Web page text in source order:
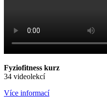
Fyziofitness kurz
34 videolekcí
Více informací